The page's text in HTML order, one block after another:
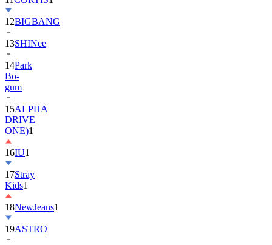
12BIGBANG
13SHINee
14Park
Bo-
gum
15ALPHA
DRIVE
ONE)1
16IU1
17Stray
Kids1
18NewJeans1
19ASTRO